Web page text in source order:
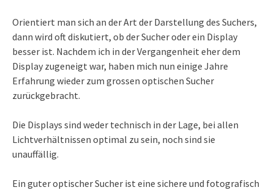
Orientiert man sich an der Art der Darstellung des Suchers,
dann wird oft diskutiert, ob der Sucher oder ein Display
besser ist. Nachdem ich in der Vergangenheit eher dem
Display zugeneigt war, haben mich nun einige Jahre
Erfahrung wieder zum grossen optischen Sucher
zurückgebracht.
Die Displays sind weder technisch in der Lage, bei allen
Lichtverhältnissen optimal zu sein, noch sind sie
unauffällig.
Ein guter optischer Sucher ist eine sichere und fotografisch